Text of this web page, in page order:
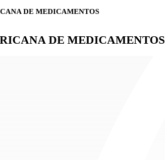
DE MEDICAMENTOS
DE MEDICAMENTOS